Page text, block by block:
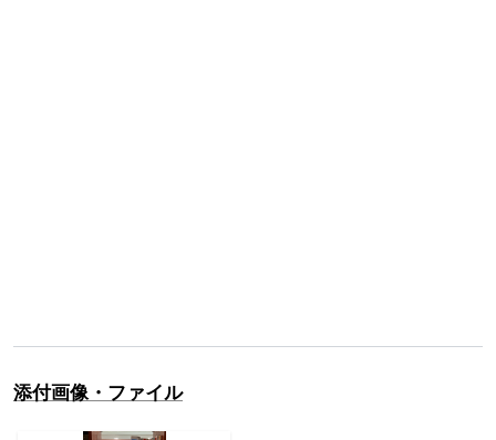
添付画像・ファイル